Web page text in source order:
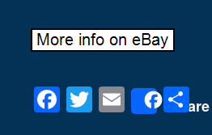
F
T
E
Share
P